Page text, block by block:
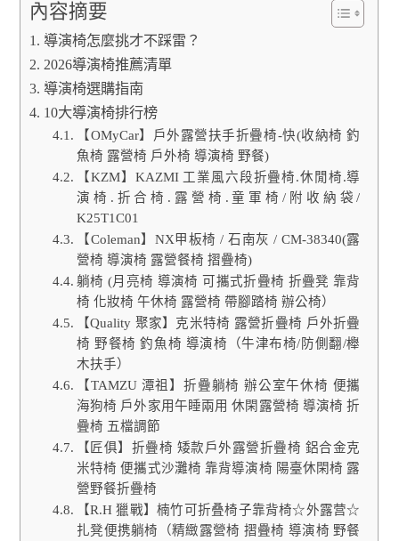
內容摘要
導演椅怎麼挑才不踩雷？
2026導演椅推薦清單
導演椅選購指南
10大導演椅排行榜
【OMyCar】戶外露營扶手折疊椅-快(收納椅 釣
魚椅 露營椅 戶外椅 導演椅 野餐)
【KZM】KAZMI 工業風六段折疊椅.休閒椅.導
演椅.折合椅.露營椅.童軍椅/附收納袋/
K25T1C01
【Coleman】NX甲板椅 / 石南灰 / CM-38340(露
營椅 導演椅 露營餐椅 摺疊椅)
躺椅 (月亮椅 導演椅 可攜式折疊椅 折疊凳 靠背
椅 化妝椅 午休椅 露營椅 帶腳踏椅 辦公椅）
【Quality 聚家】克米特椅 露營折疊椅 戶外折疊
椅 野餐椅 釣魚椅 導演椅（牛津布椅/防側翻/櫸
木扶手）
【TAMZU 潭祖】折疊躺椅 辦公室午休椅 便攜
海狗椅 戶外家用午睡兩用 休閑露營椅 導演椅 折
疊椅 五檔調節
【匠俱】折疊椅 矮款戶外露營折疊椅 鋁合金克
米特椅 便攜式沙灘椅 靠背導演椅 陽臺休閑椅 露
營野餐折疊椅
【R.H 獵戰】楠竹可折叠椅子靠背椅☆外露营☆
扎凳便携躺椅（精緻露營椅 摺疊椅 導演椅 野餐